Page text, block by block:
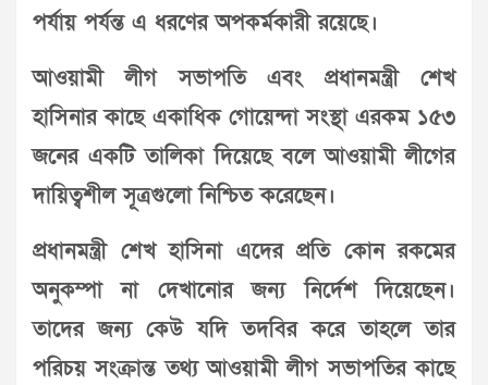
পর্যায় পর্যন্ত এ ধরণের অপকর্মকারী রয়েছে।
আওয়ামী লীগ সভাপতি এবং প্রধানমন্ত্রী শেখ
হাসিনার কাছে একাধিক গোয়েন্দা সংস্থা এরকম ১৫৩
জনের একটি তালিকা দিয়েছে বলে আওয়ামী লীগের
দায়িত্বশীল সূত্রগুলো নিশ্চিত করেছেন।
প্রধানমন্ত্রী শেখ হাসিনা এদের প্রতি কোন রকমের
অনুকম্পা না দেখানোর জন্য নির্দেশ দিয়েছেন।
তাদের জন্য কেউ যদি তদবির করে তাহলে তার
পরিচয় সংক্রান্ত তথ্য আওয়ামী লীগ সভাপতির কাছে